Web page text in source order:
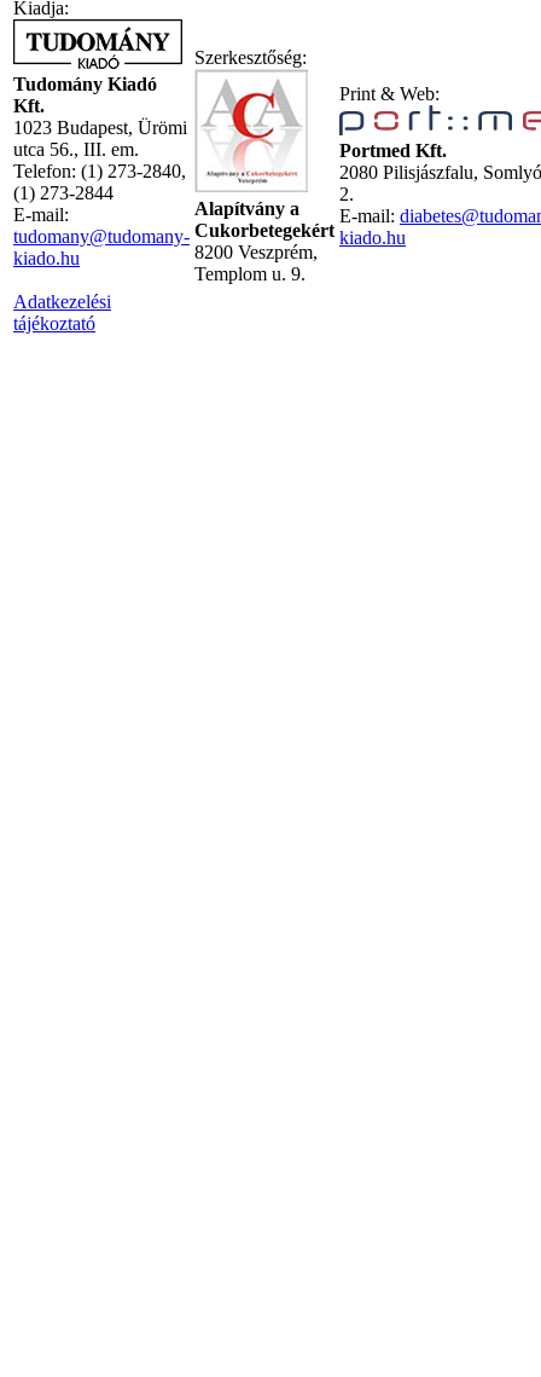
Kiadja:
Tudomány Kiadó
Kft.
1023 Budapest, Ürömi
utca 56., III. em.
Telefon: (1) 273-2840,
(1) 273-2844
E-mail:
tudomany@tudomany-
kiado.hu
Adatkezelési
tájékoztató
Szerkesztőség:
Alapítvány a
Cukorbetegekért
8200 Veszprém,
Templom u. 9.
Print & Web:
Portmed Kft.
2080 Pilisjászfalu,
2.
E-mail:
kiado.hu